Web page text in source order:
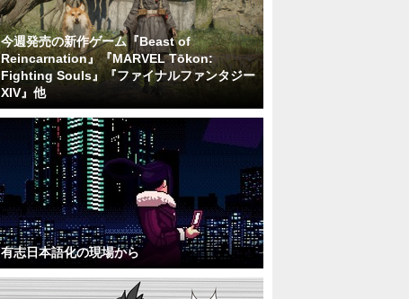
今週発売の新作ゲーム『Beast of
Reincarnation』『MARVEL Tōkon:
Fighting Souls』『ファイナルファンタジー
XIV』他
有志日本語化の現場から